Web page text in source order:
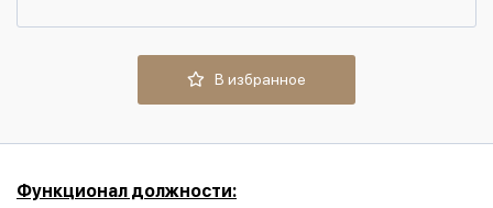
В избранное
Функционал должности: